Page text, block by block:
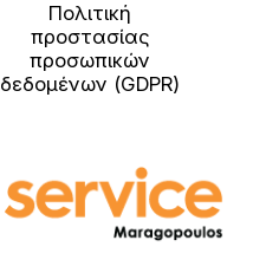
Πολιτική
προστασίας
προσωπικών
δεδομένων (GDPR)